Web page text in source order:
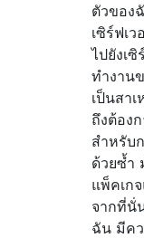
ตัวของ
เซิร์ฟเ
ไปยังเ
ทำงาน
เป็นสา
ถึงต้อง
สำหรับ
ด้วยซ้ำ
แพ็คเก
จากที่นั่
ฉัน มีค